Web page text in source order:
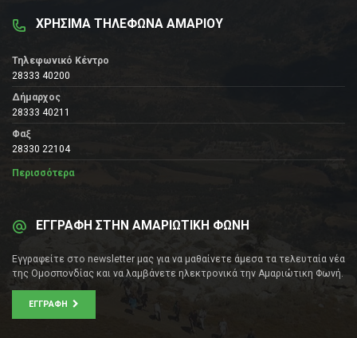
ΧΡΗΣΙΜΑ ΤΗΛΕΦΩΝΑ ΑΜΑΡΙΟΥ
Τηλεφωνικό Κέντρο
28333 40200
Δήμαρχος
28333 40211
Φαξ
28330 22104
Περισσότερα
ΕΓΓΡΑΦΗ ΣΤΗΝ ΑΜΑΡΙΩΤΙΚΗ ΦΩΝΗ
Εγγραφείτε στο newsletter μας για να μαθαίνετε άμεσα τα τελευταία νέα
της Ομοσπονδίας και να λαμβάνετε ηλεκτρονικά την Αμαριώτικη Φωνή.
ΕΓΓΡΑΦΉ